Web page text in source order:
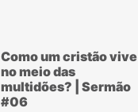
Como um cristão vive
no meio das
multidões? | Sermão
#06